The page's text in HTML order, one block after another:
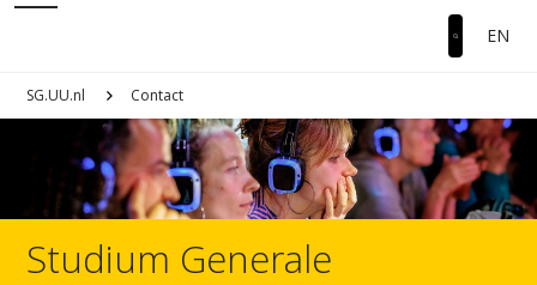
EN
SG.UU.nl Contact
Studium Generale